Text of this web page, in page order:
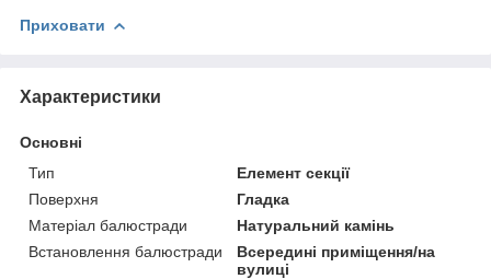
Приховати
Характеристики
Основні
Тип
Елемент секції
Поверхня
Гладка
Матеріал балюстради
Натуральний камінь
Встановлення балюстради
Всередині приміщення/на
вулиці